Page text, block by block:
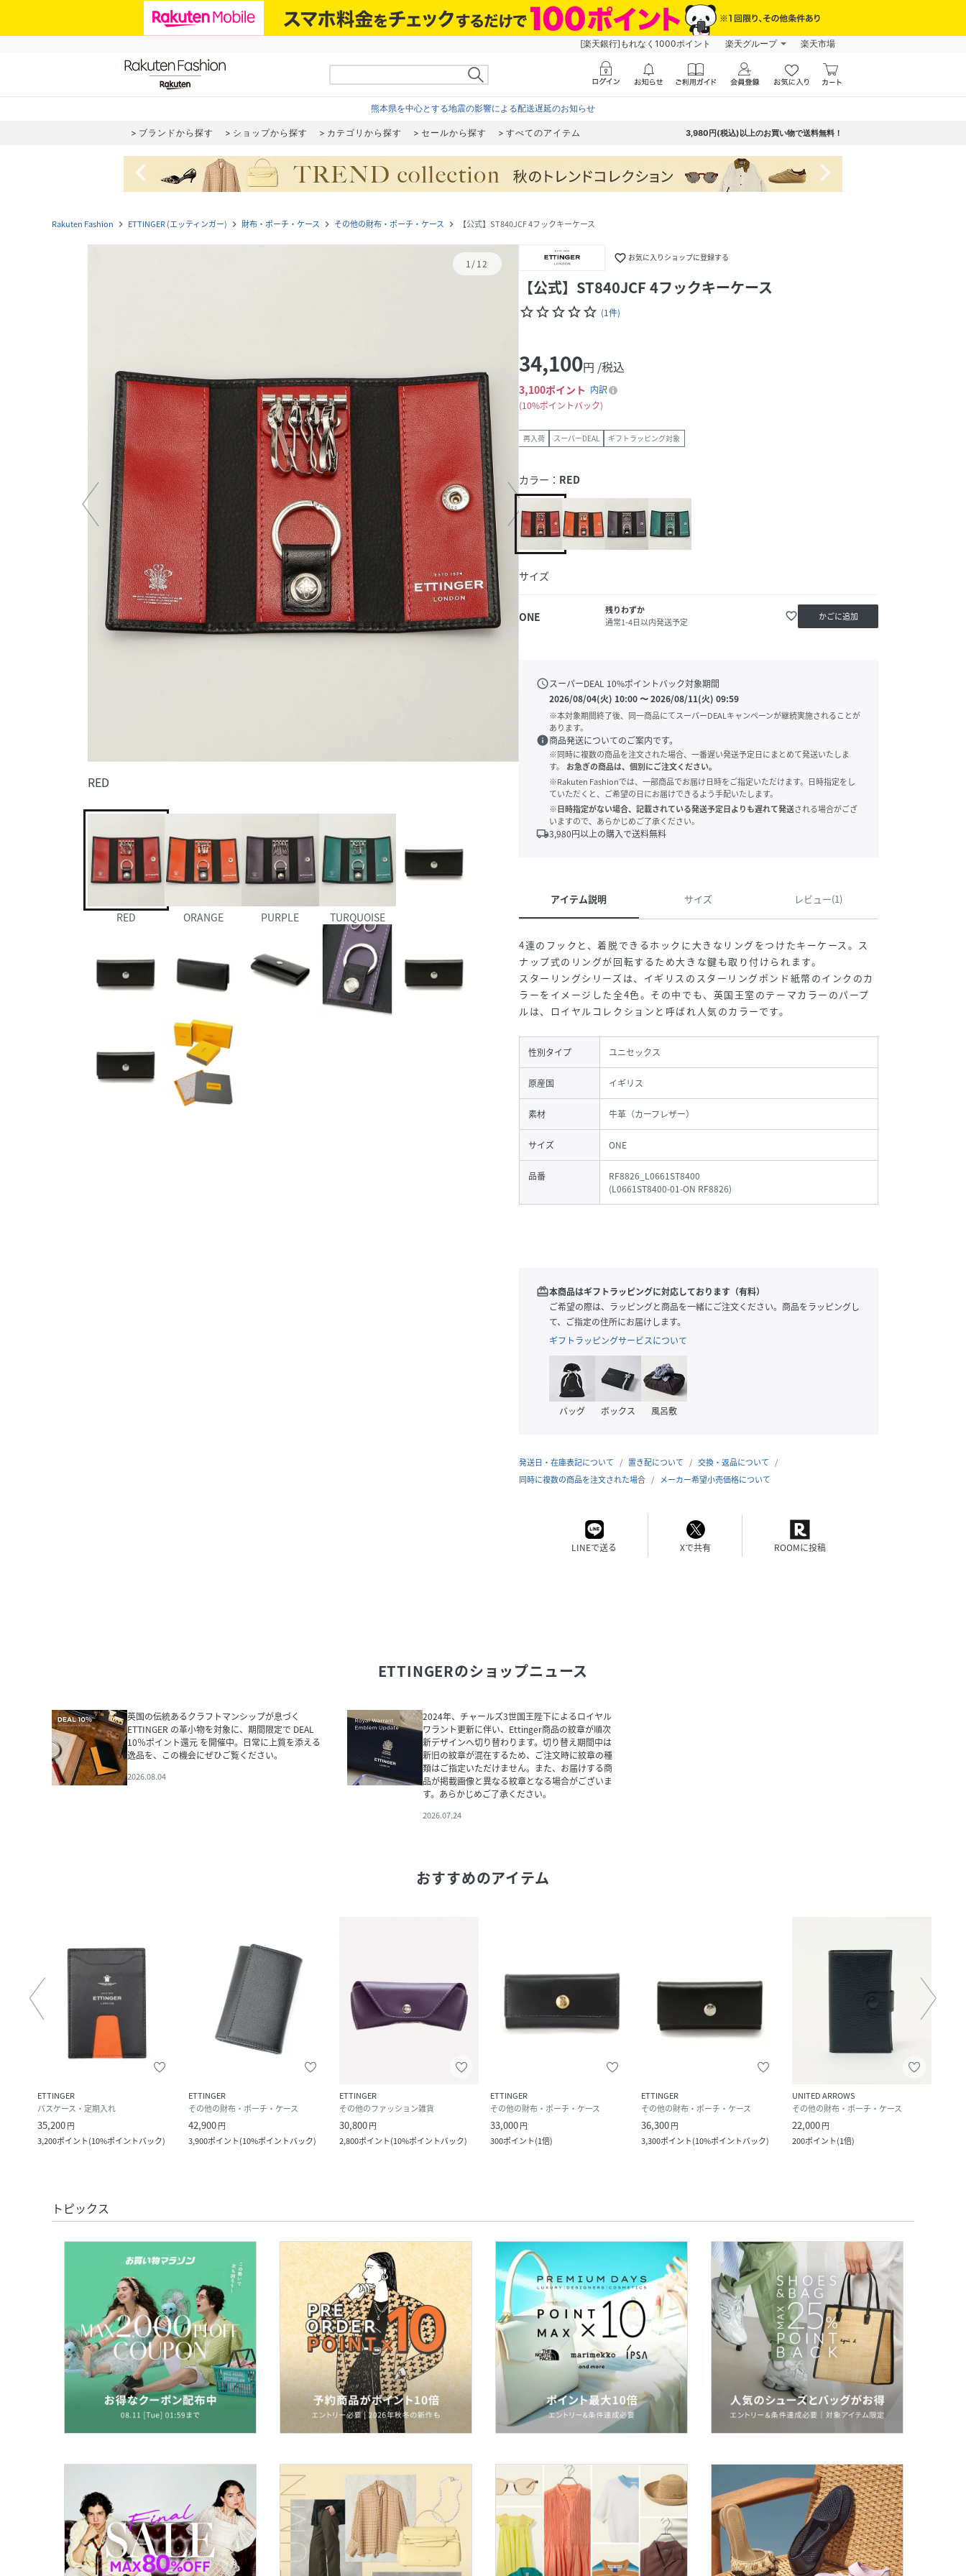
[楽天銀行]もれなく1000ポイント 楽天グループ 楽天市場
熊本県を中心とする地震の影響による配送遅延のお知らせ
ブランドから探す ショップから探す カテゴリから探す セールから探す すべてのアイテム 3,980円(税込)以上のお買い物で送料無料！
navigate_before navigate_next
Rakuten Fashion navigate_next ETTINGER (エッティンガー) navigate_next 財布・ポーチ・ケース navigate_next その他の財布・ポーチ・ケース navigate_next 【公式】ST840JCF 4フックキーケース
1/12
RED
RED ORANGE PURPLE TURQUOISE
favorite_border お気に入りショップに登録する
【公式】ST840JCF 4フックキーケース
star_borderstar_borderstar_borderstar_borderstar_border (1件)
34,100円 /税込
3,100ポイント 内訳
10%ポイントバック
再入荷 スーパーDEAL ギフトラッピング対象
カラー： RED
サイズ
ONE
残りわずか
通常1-4日以内発送予定
favorite_border かごに追加
scheduleスーパーDEAL 10%ポイントバック対象期間
2026/08/04(火) 10:00〜2026/08/11(火) 09:59
※本対象期間終了後、同一商品にてスーパーDEALキャンペーンが継続実施されることが
あります。
info商品発送についてのご案内です。
※同時に複数の商品を注文された場合、一番遅い発送予定日にまとめて発送いたしま
す。
お急ぎの商品は、個別にご注文ください。
※Rakuten Fashionでは、一部商品でお届け日時をご指定いただけます。日時指定をし
ていただくと、ご希望の日にお届けできるよう手配いたします。
※日時指定がない場合、記載されている発送予定日よりも遅れて発送される場合がござ
いますので、あらかじめご了承ください。
local_shipping3,980円以上の購入で送料無料
アイテム説明 サイズ レビュー(1)
4連のフックと、着脱できるホックに大きなリングをつけたキーケース。ス
ナップ式のリングが回転するため大きな鍵も取り付けられます。
スターリングシリーズは、イギリスのスターリングポンド紙幣のインクのカ
ラーをイメージした全4色。その中でも、英国王室のテーマカラーのパープ
ルは、ロイヤルコレクションと呼ばれ人気のカラーです。
性別タイプ ユニセックス
原産国 イギリス
素材 牛革（カーフレザー）
サイズ ONE
品番
RF8826_L0661ST8400
(L0661ST8400-01-ON RF8826)
redeem本商品はギフトラッピングに対応しております（有料）
ご希望の際は、ラッピングと商品を一緒にご注文ください。商品をラッピングし
て、ご指定の住所にお届けします。
ギフトラッピングサービスについて
バッグ ボックス 風呂敷
発送日・在庫表記について 置き配について
交換・返品について
同時に複数の商品を注文された場合
メーカー希望小売価格について
LINEで送る Xで共有 ROOMに投稿
ETTINGERのショップニュース
英国の伝統あるクラフトマンシップが息づく
ETTINGER の革小物を対象に、期間限定で DEAL
10％ポイント還元 を開催中。日常に上質を添える
逸品を、この機会にぜひご覧ください。
2026.08.04
2024年、チャールズ3世国王陛下によるロイヤル
ワラント更新に伴い、Ettinger商品の紋章が順次
新デザインへ切り替わります。切り替え期間中は
新旧の紋章が混在するため、ご注文時に紋章の種
類はご指定いただけません。また、お届けする商
品が掲載画像と異なる紋章となる場合がございま
す。あらかじめご了承ください。
2026.07.24
おすすめのアイテム
ETTINGER
パスケース・定期入れ
35,200円
3,200ポイント(10%ポイントバック)
ETTINGER
その他の財布・ポーチ・ケース
42,900円
3,900ポイント(10%ポイントバック)
ETTINGER
その他のファッション雑貨
30,800円
2,800ポイント(10%ポイントバック)
ETTINGER
その他の財布・ポーチ・ケース
33,000円
300ポイント(1倍)
ETTINGER
その他の財布・ポーチ・ケース
36,300円
3,300ポイント(10%ポイントバック)
UNITED ARROWS
その他の財布・ポーチ・ケース
22,000円
200ポイント(1倍)
トピックス